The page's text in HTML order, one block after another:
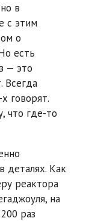
в
с этим
о
есть
— это
Всегда
говорят.
что где-то
деталях. Как
реактора
на
раз